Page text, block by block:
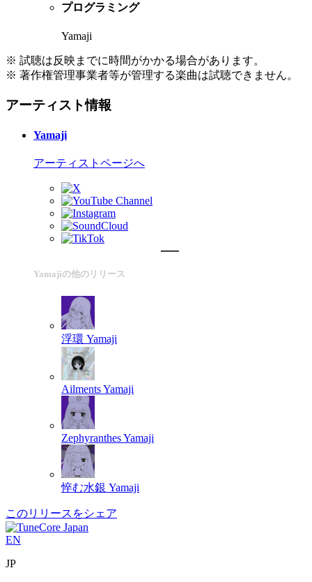
プログラミング
Yamaji
※ 試聴は反映までに時間がかかる場合があります。
※ 著作権管理事業者等が管理する楽曲は試聴できません。
アーティスト情報
Yamaji
アーティストページへ
Yamajiの他のリリース
浮環 Yamaji
AilmentsYamaji
ZephyranthesYamaji
悴む水銀 Yamaji
このリリースをシェア
EN
JP